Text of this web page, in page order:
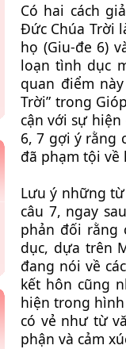
Có hai cách
Đức Chúa Trời
họ (Giu-đe 6)
loạn tình dục
quan điểm
Trời” trong
cận với sự
6, 7 gợi ý rằng
đã phạm tội
Lưu ý những
câu 7, ngay
phản đối rằng
dục, dựa trên
đang nói về
kết hôn cũng
hiện trong hình
có vẻ như từ
phận và cảm